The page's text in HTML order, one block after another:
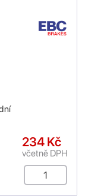
234 Kč
včetně DPH